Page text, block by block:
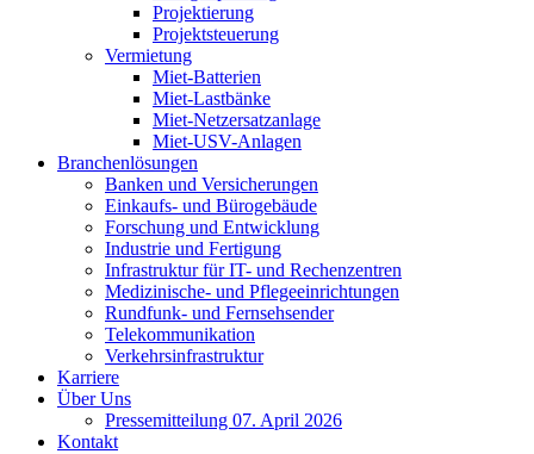
Projektierung
Projektsteuerung
Vermietung
Miet-Batterien
Miet-Lastbänke
Miet-Netzersatzanlage
Miet-USV-Anlagen
Branchenlösungen
Banken und Versicherungen
Einkaufs- und Bürogebäude
Forschung und Entwicklung
Industrie und Fertigung
Infrastruktur für IT- und Rechenzentren
Medizinische- und Pflegeeinrichtungen
Rundfunk- und Fernsehsender
Telekommunikation
Verkehrsinfrastruktur
Karriere
Über Uns
Pressemitteilung 07. April 2026
Kontakt